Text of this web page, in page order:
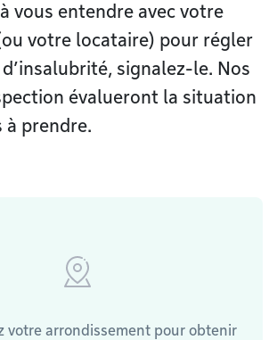
à vous entendre avec votre
votre locataire) pour régler
signalez-le. Nos
évalueront la situation
à prendre.
votre arrondissement pour obtenir